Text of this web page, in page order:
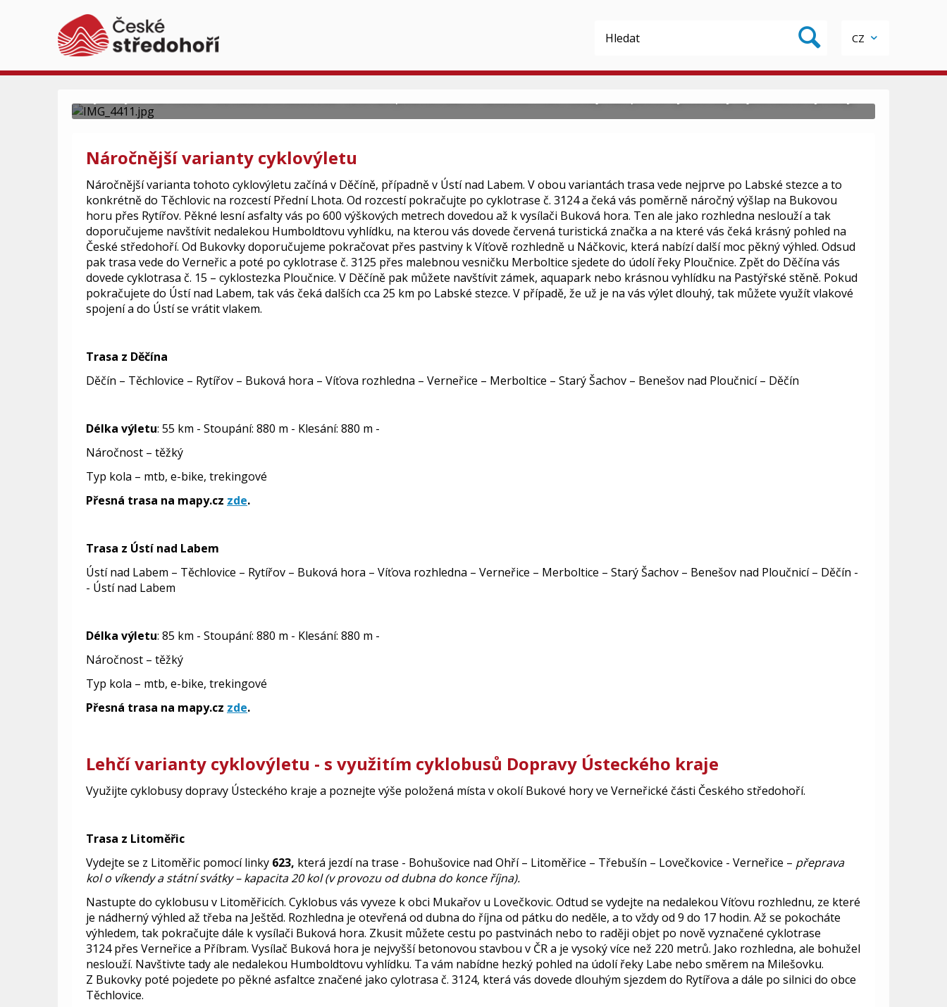
CZ
Cyklovýlet na Víťovu rozhlednu a na Bukovku
Náročnější varianty cyklovýletu
Náročnější varianta tohoto cyklovýletu začíná v Děčíně, případně v Ústí nad Labem. V obou variantách trasa vede nejprve po Labské stezce a to
konkrétně do Těchlovic na rozcestí Přední Lhota. Od rozcestí pokračujte po cyklotrase č. 3124 a čeká vás poměrně náročný výšlap na Bukovou
horu přes Rytířov. Pěkné lesní asfalty vás po 600 výškových metrech dovedou až k vysílači Buková hora. Ten ale jako rozhledna neslouží a tak
doporučujeme navštívit nedalekou Humboldtovu vyhlídku, na kterou vás dovede červená turistická značka a na které vás čeká krásný pohled na
České středohoří. Od Bukovky doporučujeme pokračovat přes pastviny k Víťově rozhledně u Náčkovic, která nabízí další moc pěkný výhled. Odsud
pak trasa vede do Verneřic a poté po cyklotrase č. 3125 přes malebnou vesničku Merboltice sjedete do údolí řeky Ploučnice. Zpět do Děčína vás
dovede cyklotrasa č. 15 – cyklostezka Ploučnice. V Děčíně pak můžete navštívit zámek, aquapark nebo krásnou vyhlídku na Pastýřské stěně. Pokud
pokračujete do Ústí nad Labem, tak vás čeká dalších cca 25 km po Labské stezce. V případě, že už je na vás výlet dlouhý, tak můžete využít vlakové
spojení a do Ústí se vrátit vlakem.
Trasa z Děčína
Děčín – Těchlovice – Rytířov – Buková hora – Víťova rozhledna – Verneřice – Merboltice – Starý Šachov – Benešov nad Ploučnicí – Děčín
Délka výletu: 55 km - Stoupání: 880 m - Klesání: 880 m -
Náročnost – těžký
Typ kola – mtb, e-bike, trekingové
Přesná trasa na mapy.cz zde.
Trasa z Ústí nad Labem
Ústí nad Labem – Těchlovice – Rytířov – Buková hora – Víťova rozhledna – Verneřice – Merboltice – Starý Šachov – Benešov nad Ploučnicí – Děčín -
- Ústí nad Labem
Délka výletu: 85 km - Stoupání: 880 m - Klesání: 880 m -
Náročnost – těžký
Typ kola – mtb, e-bike, trekingové
Přesná trasa na mapy.cz zde.
Lehčí varianty cyklovýletu - s využitím cyklobusů Dopravy Ústeckého kraje
Využijte cyklobusy dopravy Ústeckého kraje a poznejte výše položená místa v okolí Bukové hory ve Verneřické části Českého středohoří.
Trasa z Litoměřic
Vydejte se z Litoměřic pomocí linky 623, která jezdí na trase - Bohušovice nad Ohří – Litoměřice – Třebušín – Lovečkovice - Verneřice – přeprava
kol o víkendy a státní svátky – kapacita 20 kol (v provozu od dubna do konce října).
Nastupte do cyklobusu v Litoměřicích. Cyklobus vás vyveze k obci Mukařov u Lovečkovic. Odtud se vydejte na nedalekou Víťovu rozhlednu, ze které
je nádherný výhled až třeba na Ještěd. Rozhledna je otevřená od dubna do října od pátku do neděle, a to vždy od 9 do 17 hodin. Až se pokocháte
výhledem, tak pokračujte dále k vysílači Buková hora. Zkusit můžete cestu po pastvinách nebo to raději objet po nově vyznačené cyklotrase
3124 přes Verneřice a Příbram. Vysílač Buková hora je nejvyšší betonovou stavbou v ČR a je vysoký více než 220 metrů. Jako rozhledna, ale bohužel
neslouží. Navštivte tady ale nedalekou Humboldtovu vyhlídku. Ta vám nabídne hezký pohled na údolí řeky Labe nebo směrem na Milešovku.
Z Bukovky poté pojedete po pěkné asfaltce značené jako cylotrasa č. 3124, která vás dovede dlouhým sjezdem do Rytířova a dále po silnici do obce
Těchlovice.